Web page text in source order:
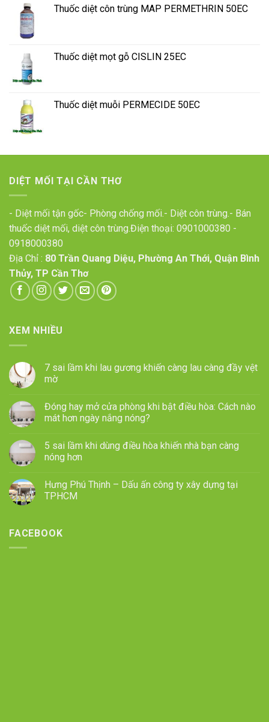
Thuốc diệt côn trùng MAP PERMETHRIN 50EC
Thuốc diệt mọt gỗ CISLIN 25EC
Thuốc diệt muỗi PERMECIDE 50EC
DIỆT MỐI TẠI CẦN THƠ
- Diệt mối tận gốc- Phòng chống mối.- Diệt côn trùng.- Bán
thuốc diệt mối, diệt côn trùng.Điện thoại: 0901000380 -
0918000380
Địa Chỉ : 80 Trần Quang Diệu, Phường An Thới, Quận Bình
Thủy, TP Cần Thơ
XEM NHIỀU
7 sai lầm khi lau gương khiến càng lau càng đầy vệt
mờ
Đóng hay mở cửa phòng khi bật điều hòa: Cách nào
mát hơn ngày nắng nóng?
5 sai lầm khi dùng điều hòa khiến nhà bạn càng
nóng hơn
Hưng Phú Thịnh – Dấu ấn công ty xây dựng tại
TPHCM
FACEBOOK